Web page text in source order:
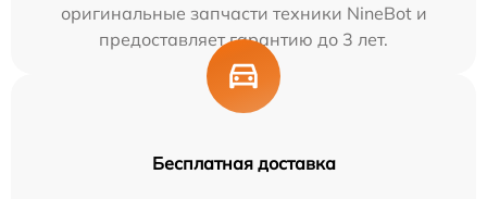
оригинальные запчасти техники NineBot и
предоставляет гарантию до 3 лет.
Бесплатная доставка